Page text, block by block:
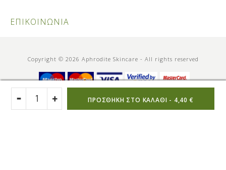
ΠΡΟΣΘΉΚΗ ΣΤΟ ΚΑΛΆΘΙ - 4,40 €
ΕΠΙΚΟΙΝΩΝΙΑ
Copyright © 2026 Aphrodite Skincare - All rights reserved